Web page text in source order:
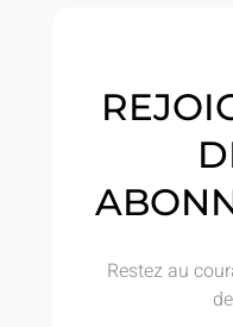
Restez au